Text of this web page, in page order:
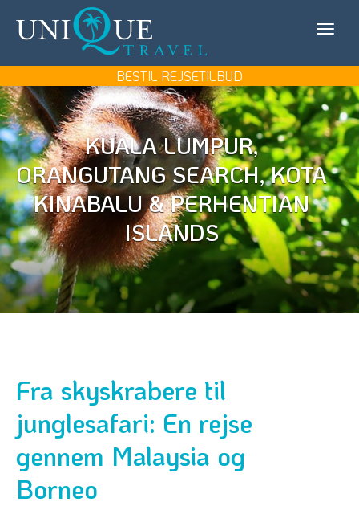
KONTAKT OS
MIN REJSE/LOG IN
Travel
BESTIL REJSETILBUD
REJSEMÅL
REJSETYPER
UDFLUGTER
UNIQUE TRAVEL
BOOK REJSEMØDE
KUALA LUMPUR,
ORANGUTANG SEARCH, KOTA
KINABALU & PERHENTIAN
ISLANDS
Fra skyskrabere til
junglesafari: En rejse
gennem Malaysia og
Borneo